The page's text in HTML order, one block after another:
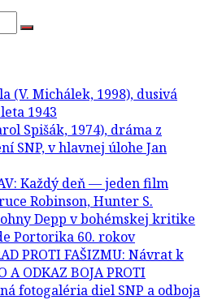
(V. Michálek, 1998), dusivá
1943
Spišák, 1974), dráma z
SNP, v hlavnej úlohe Jan
Každý deň — jeden film
Robinson, Hunter S.
Depp v bohémskej kritike
Portorika 60. rokov
PROTI FAŠIZMU: Návrat k
A ODKAZ BOJA PROTI
fotogaléria diel SNP a odboja